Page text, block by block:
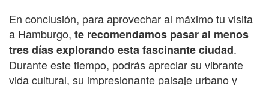
En conclusión, para aprovechar al máximo tu visita
a Hamburgo, te recomendamos pasar al menos
tres días explorando esta fascinante ciudad.
Durante este tiempo, podrás apreciar su vibrante
vida cultural, su impresionante paisaje urbano y